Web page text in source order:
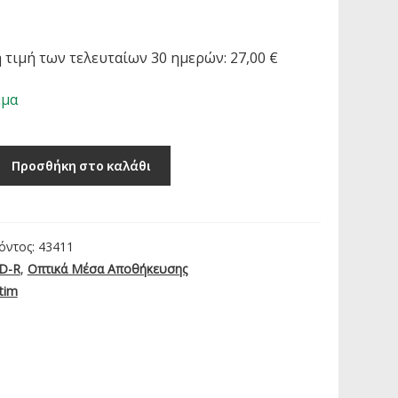
των τελευταίων 30 ημερών: 27,00 €
Προσθήκη στο καλάθι
43411
R, Οπτικά Μέσα Αποθήκευσης